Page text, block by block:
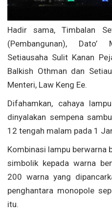
Hadir sama, Timbalan
(Pembangunan),
Setiausaha Sulit Kanan
Balkish Othman dan
Menteri, Law Keng Ee.
Difahamkan, cahaya
dinyalakan sempena
12 tengah malam pada 1
Kombinasi lampu berwarna
simbolik kepada warna
200 warna yang
penghantara monopole
itu.